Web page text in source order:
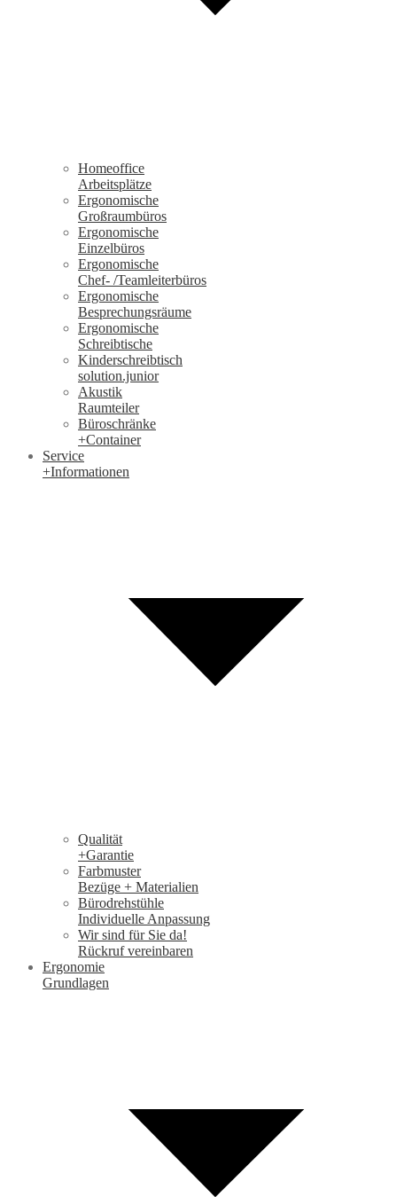
Homeoffice
Arbeitsplätze
Ergonomische
Großraumbüros
Ergonomische
Einzelbüros
Ergonomische
Chef- /Teamleiterbüros
Ergonomische
Besprechungsräume
Ergonomische
Schreibtische
Kinderschreibtisch
solution.junior
Akustik
Raumteiler
Büroschränke
+Container
Service
+Informationen
Qualität
+Garantie
Farbmuster
Bezüge + Materialien
Bürodrehstühle
Individuelle Anpassung
Wir sind für Sie da!
Rückruf vereinbaren
Ergonomie
Grundlagen